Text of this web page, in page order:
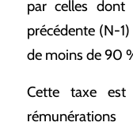
par celles dont
précédente (N-
de moins de 90
Cette taxe est